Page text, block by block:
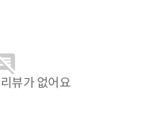
뷰가 없어요